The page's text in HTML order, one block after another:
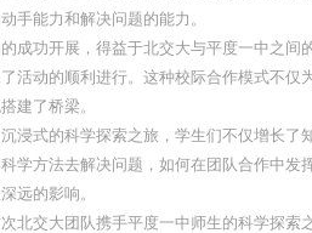
手能力和解决问题的能力。
成功开展，得益于北交大与平度一中之间
活动的顺利进行。这种校际合作模式不仅
建了桥梁。
浸式的科学探索之旅，学生们不仅增长
学方法去解决问题，如何在团队合作中
远的影响。
北交大团队携手平度一中师生的科学探索